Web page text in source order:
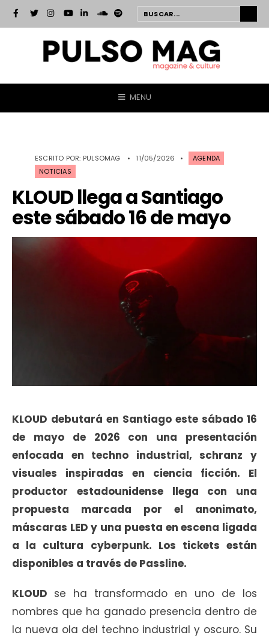
MENU
ESCRITO POR: PULSOMAG • 11/05/2026 •
AGENDA
NOTICIAS
KLOUD llega a Santiago
este sábado 16 de mayo
KLOUD debutará en Santiago este sábado 16
de mayo de 2026 con una presentación
enfocada en techno industrial, schranz y
visuales inspiradas en ciencia ficción. El
productor estadounidense llega con una
propuesta marcada por el anonimato,
máscaras LED y una puesta en escena ligada
a la cultura cyberpunk. Los tickets están
disponibles a través de Passline.
KLOUD se ha transformado en uno de los
nombres que ha ganado presencia dentro de
la nueva ola del techno industrial y oscuro. Su